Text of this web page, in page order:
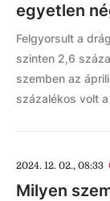
egyetlen
Felgyorsult a
szinten 2,6
szemben az
százalékos volt
2024. 12. 02., 08:33
Milyen